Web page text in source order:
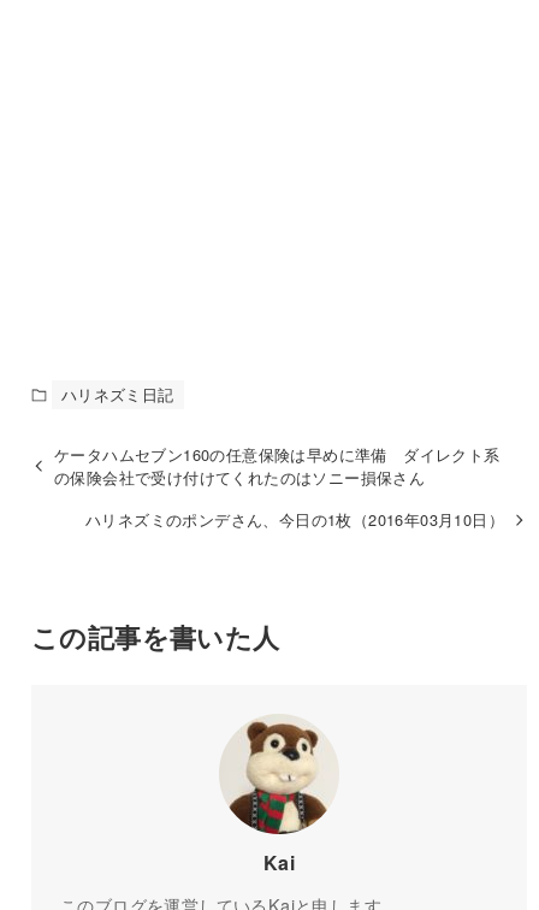
ハリネズミ日記
ケータハムセブン160の任意保険は早めに準備 ダイレクト系
の保険会社で受け付けてくれたのはソニー損保さん
ハリネズミのポンデさん、今日の1枚（2016年03月10日）
この記事を書いた人
Kai
このブログを運営しているKaiと申します。